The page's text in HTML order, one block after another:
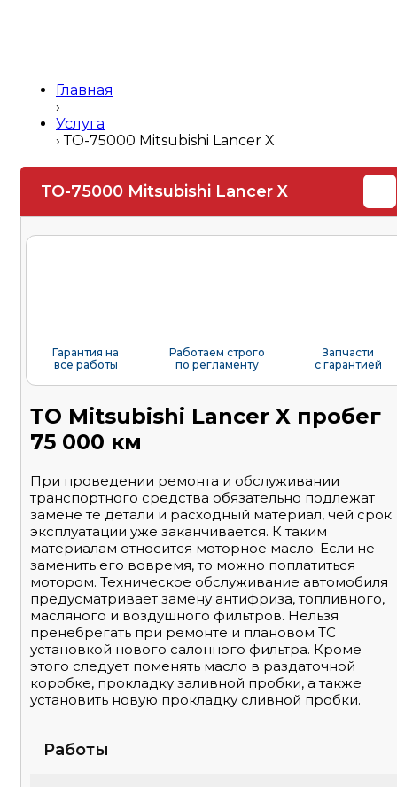
Главная
›
Услуга
›ТО-75000 Mitsubishi Lancer X
ТО-75000 Mitsubishi Lancer X
Гарантия на
все работы
Работаем строго
по регламенту
Запчасти
с гарантией
ТО Mitsubishi Lancer X пробег
75 000 км
При проведении ремонта и обслуживании
транспортного средства обязательно подлежат
замене те детали и расходный материал, чей срок
эксплуатации уже заканчивается. К таким
материалам относится моторное масло. Если не
заменить его вовремя, то можно поплатиться
мотором. Техническое обслуживание автомобиля
предусматривает замену антифриза, топливного,
масляного и воздушного фильтров. Нельзя
пренебрегать при ремонте и плановом ТС
установкой нового салонного фильтра. Кроме
этого следует поменять масло в раздаточной
коробке, прокладку заливной пробки, а также
установить новую прокладку сливной пробки.
Работы